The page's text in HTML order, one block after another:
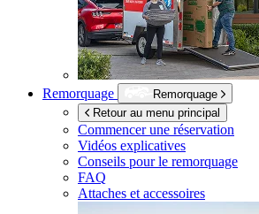
Remorquage
Remorquage
Retour au menu principal
Commencer une réservation
Vidéos explicatives
Conseils pour le remorquage
FAQ
Attaches et accessoires